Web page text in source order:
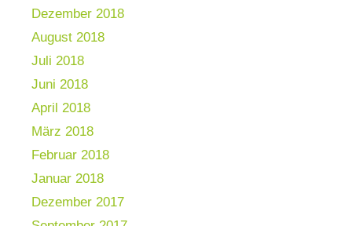
Dezember 2018
August 2018
Juli 2018
Juni 2018
April 2018
März 2018
Februar 2018
Januar 2018
Dezember 2017